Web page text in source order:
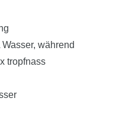
während
tropfnass